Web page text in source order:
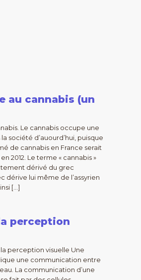
au cannabis (un
Le cannabis occupe une
société d’auourd’hui, puisque
de cannabis en France serait
2012. Le terme « cannabis »
dérivé du grec
dérive lui même de l’assyrien
[…]
perception
perception visuelle Une
une communication entre
La communication d’une